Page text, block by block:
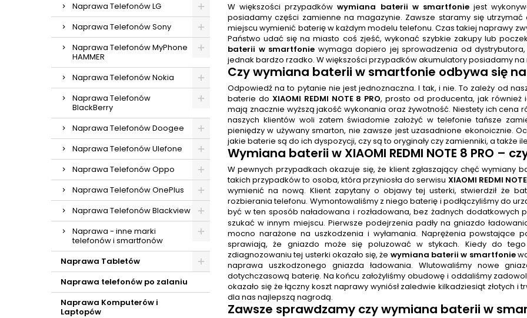
Naprawa Telefonów LG
Naprawa Telefonów Sony
Naprawa Telefonów MyPhone
HAMMER
Naprawa Telefonów Nokia
Naprawa Telefonów
BlackBerry
Naprawa Telefonów Doogee
Naprawa Telefonów Ulefone
Naprawa Telefonów Oppo
Naprawa Telefonów OnePlus
Naprawa Telefonów Blackview
Naprawa - inne marki
telefonów i smartfonów
Naprawa Tabletów
Naprawa telefonów po zalaniu
Naprawa Komputerów i
Laptopów
W większości przypadkówwymiana baterii w smartfoniejest
posiadamy części zamienne na magazynie. Zawsze staramy się
miejscu wymienić baterię w każdym modelu telefonu. Czas takiej naprawy
Państwo udać się na miasto coś zjeść, wykonać szybkie zakupy lub
baterii w smartfonie wymaga dopiero jej sprowadzenia od
jednak bardzo rzadko. W większości przypadków akumulatory posiadamy na
Czywymiana baterii w smartfonie odbywa się
Odpowiedź na to pytanie nie jest jednoznaczna. I tak, i nie. To zależy od
baterie do XIAOMI REDMI NOTE 8 PRO, prosto od producenta, jak również
mają znacznie wyższą jakość wykonania oraz żywotność. Niestety ich cena
naszych klientów woli zatem świadomie założyć w telefonie tańsze
pieniędzy w używany smarton, nie zawsze jest uzasadnione ekonoicznie.
jakie baterie są do ich dyspozycji, czy są to oryginały czy zamienniki, a także
Wymiana baterii w XIAOMI REDMI NOTE 8 PRO –
W pewnych przypadkach okazuje się, że klient zgłaszający chęć wymiany
takich przypadków to osoba, która przyniosła do serwisu XIAOMI REDMI
wymienić na nową. Klient zapytany o objawy tej usterki, stwierdził że
rozbierania telefonu. Wymontowaliśmy z niego baterię i podłączyliśmy do
być w ten sposób naładowana i rozładowana, bez żadnych dodatkowych
szukać w innym miejscu. Pierwsze podejrzenia padły na gniazdo
mocno narażone na uszkodzenia i wyłamania. Naprężenia powstające
sprawiają, że gniazdo może się poluzować w stykach. Kiedy do
zdiagnozowaniu tej usterki okazało się, że wymiana baterii w smartfonie
naprawa uszkodzonego gniazda ładowania. Wlutowaliśmy nowe
dotychczasową baterię. Na końcu założyliśmy obudowę i oddaliśmy
okazało się że łączny koszt naprawy wyniósł zaledwie kilkadziesiąt złotych
dla nas najlepszą nagrodą.
Zawsze sprawdzamy czy wymiana baterii w